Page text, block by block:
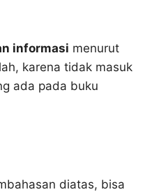
informasi menurut
karena tidak masuk
ada pada buku
diatas, bisa